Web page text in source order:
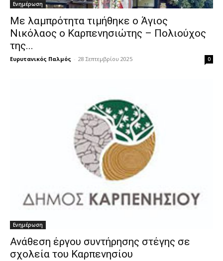
Ενημέρωση
Με λαμπρότητα τιμήθηκε ο Άγιος
Νικόλαος ο Καρπενησιώτης – Πολιούχος
της...
Ευρυτανικός Παλμός - 28 Σεπτεμβρίου 2025 0
Ενημέρωση
Ανάθεση έργου συντήρησης στέγης σε
σχολεία του Καρπενησίου